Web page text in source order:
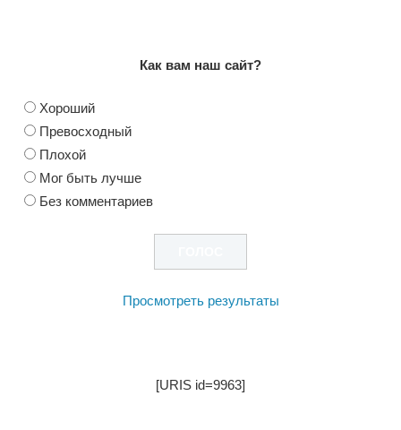
Как вам наш сайт?
Хороший
Превосходный
Плохой
Мог быть лучше
Без комментариев
Просмотреть результаты
[URIS id=9963]